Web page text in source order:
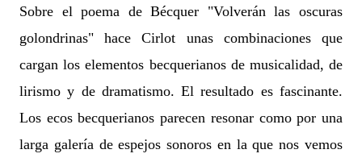
Sobre el poema de Bécquer "Volverán las oscuras
golondrinas" hace Cirlot unas combinaciones que
cargan los elementos becquerianos de musicalidad, de
lirismo y de dramatismo. El resultado es fascinante.
Los ecos becquerianos parecen resonar como por una
larga galería de espejos sonoros en la que nos vemos